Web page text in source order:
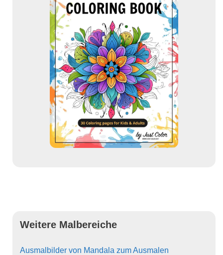
Weitere Malbereiche
Ausmalbilder von Mandala zum Ausmalen